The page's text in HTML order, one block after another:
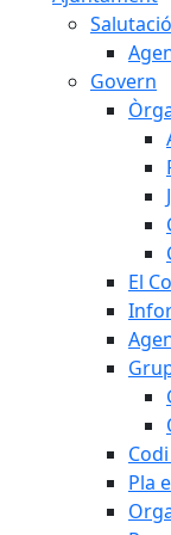
Govern
El
Pla